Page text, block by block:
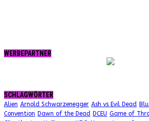
WERBEPARTNER
SCHLAGWÖRTER
Alien Arnold Schwarzenegger Ash vs Evil Dead
Convention Dawn of the Dead DCEU Game of